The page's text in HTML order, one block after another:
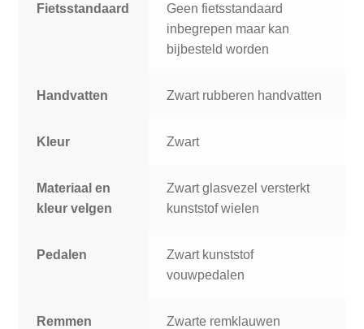
Fietsstandaard
Geen fietsstandaard
inbegrepen maar kan
bijbesteld worden
Handvatten Zwart rubberen handvatten
Kleur Zwart
Materiaal en
kleur velgen
Zwart glasvezel versterkt
kunststof wielen
Pedalen
Zwart kunststof
vouwpedalen
Remmen Zwarte remklauwen